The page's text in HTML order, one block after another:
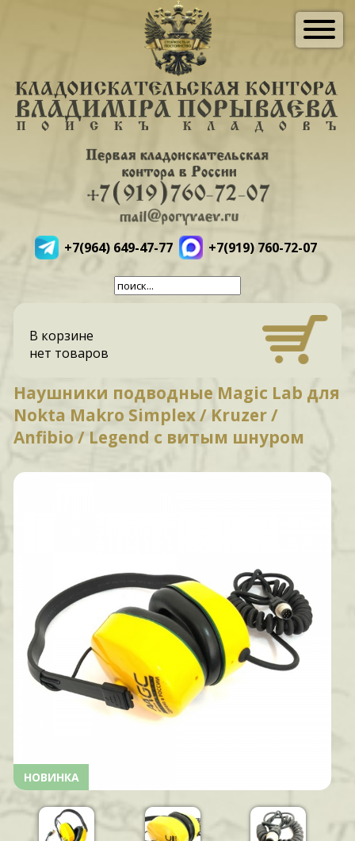
+7(964) 649-47-77 +7(919) 760-72-07
В корзине
нет товаров
Наушники подводные Magic Lab для
Nokta Makro Simplex / Kruzer /
Anfibio / Legend с витым шнуром
НОВИНКА